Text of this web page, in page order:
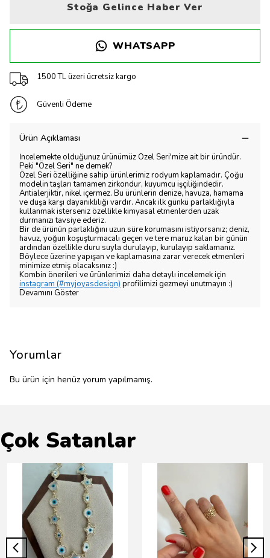
Stoğa Gelince Haber Ver
WHATSAPP
1500 TL üzeri ücretsiz kargo
Güvenli Ödeme
Ürün Açıklaması
İncelemekte olduğunuz ürünümüz Özel Seri'mize ait bir üründür.
Peki "Özel Seri" ne demek?
Özel Seri özelliğine sahip ürünlerimiz rodyum kaplamadır. Çoğu
modelin taşları tamamen zirkondur, kuyumcu işçiliğindedir.
Antialerjiktir, nikel içermez. Bu ürünlerin denize, havuza, hamama
ve duşa karşı dayanıklılığı vardır. Ancak ilk günkü parlaklığıyla
kullanmak isterseniz özellikle kimyasal etmenlerden uzak
durmanızı tavsiye ederiz.
Bir de ürünün parlaklığını uzun süre korumasını istiyorsanız; deniz,
havuz, yoğun koşuşturmacalı geçen ve tere maruz kalan bir günün
ardından özellikle duru suyla durulayıp, kurulayıp saklamanız.
Böylece üzerine yapışan ve kaplamasına zarar verecek etmenleri
minimize etmiş olacaksınız :)
Kombin önerileri ve ürünlerimizi daha detaylı incelemek için
instagram (#myjoyasdesign) profilimizi gezmeyi unutmayın :)
Devamını Göster
Yorumlar
Bu ürün için henüz yorum yapılmamış.
Çok Satanlar